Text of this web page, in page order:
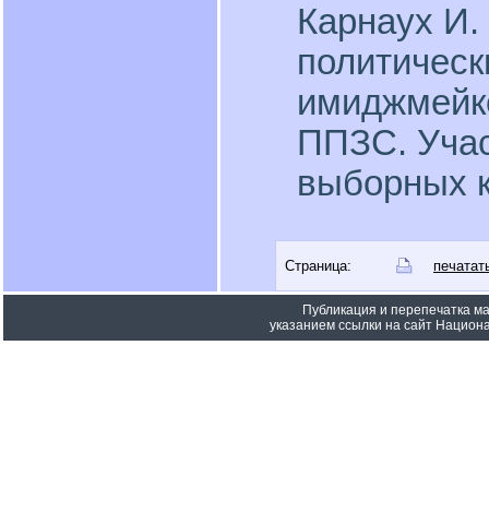
Карнаух
ППЗС.
выборных
Страница:
Публикация и перепечатка
указанием ссылки на сайт